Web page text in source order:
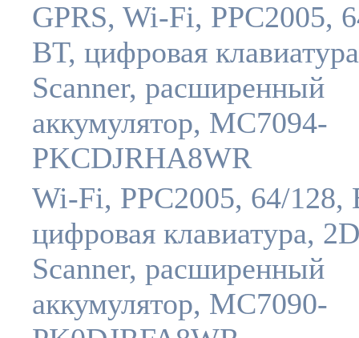
GPRS, Wi-Fi, PPC2005,
BT, цифровая
Scanner, расширенный
аккумулятор, MC7094-
PKCDJRHA8WR
Wi-Fi, PPC2005, 64/128,
цифровая клавиатура, 2D
Scanner, расширенный
аккумулятор, MC7090-